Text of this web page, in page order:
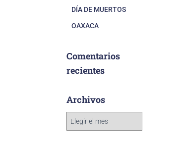
DÍA DE MUERTOS
OAXACA
Comentarios
recientes
Archivos